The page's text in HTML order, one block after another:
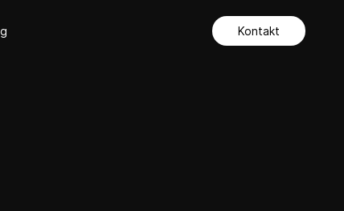
Kontakt